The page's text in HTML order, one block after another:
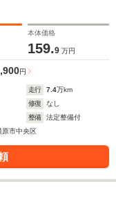
ー 社外ステアリン
本体価格
159.9 万円
円
走行 7.4万km
修復
なし
整備
法定整備付
原市中央区